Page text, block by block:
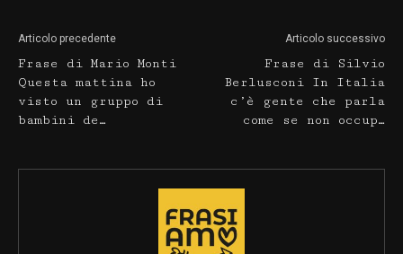
Articolo precedente
Frase di Mario Monti
Questa mattina ho
visto un gruppo di
bambini de…
Articolo successivo
Frase di Silvio
Berlusconi In Italia
c’è gente che parla
come se non occup…